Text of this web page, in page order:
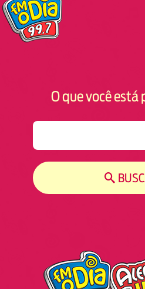
O que você está